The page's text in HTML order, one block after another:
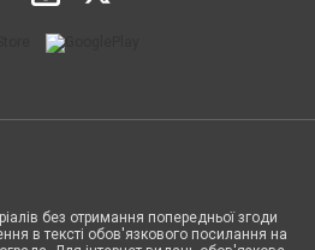
без отримання попередньої згоди
в тексті обов'язкового посилання на